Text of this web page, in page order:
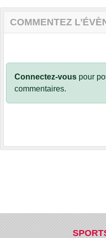
COMMENTEZ
Connectez-vous pour
commentaires.